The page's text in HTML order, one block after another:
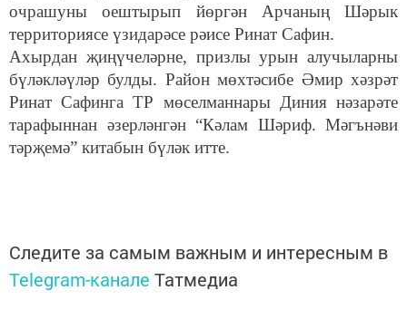
очрашуны оештырып йөргән Арчаның Шәрык
территориясе үзидарәсе рәисе Ринат Сафин.
Ахырдан җиңүчеләрне, призлы урын алучыларны
бүләкләүләр булды. Район мөхтәсибе Әмир хәзрәт
Ринат Сафинга ТР мөселманнары Диния нәзарәте
тарафыннан әзерләнгән “Кәлам Шәриф. Мәгънәви
тәрҗемә” китабын бүләк итте.
Следите за самым важным и интересным в
Telegram-канале Татмедиа